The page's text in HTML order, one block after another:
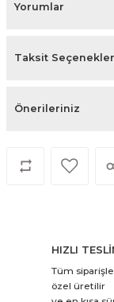
Yorumlar
Taksit
Önerileriniz
HIZLI
Tüm
özel üretilir